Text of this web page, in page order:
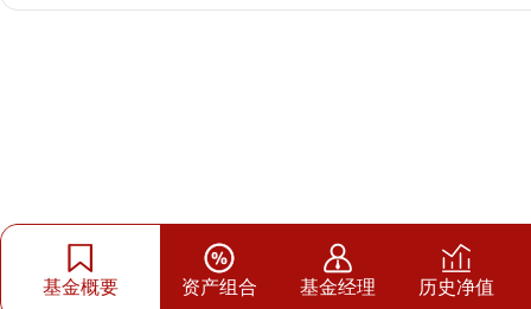
基金概要 资产组合 基金经理 历史净值